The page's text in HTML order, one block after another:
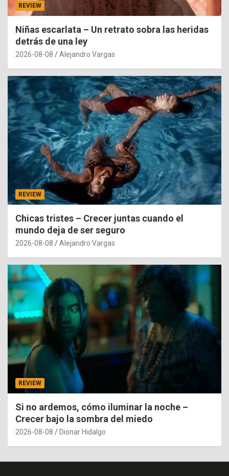
REVIEW
Niñas escarlata – Un retrato sobra las heridas
detrás de una ley
2026-08-08 Alejandro Vargas
REVIEW
Chicas tristes – Crecer juntas cuando el
mundo deja de ser seguro
2026-08-08 Alejandro Vargas
REVIEW
Si no ardemos, cómo iluminar la noche –
Crecer bajo la sombra del miedo
2026-08-08 Dionar Hidalgo